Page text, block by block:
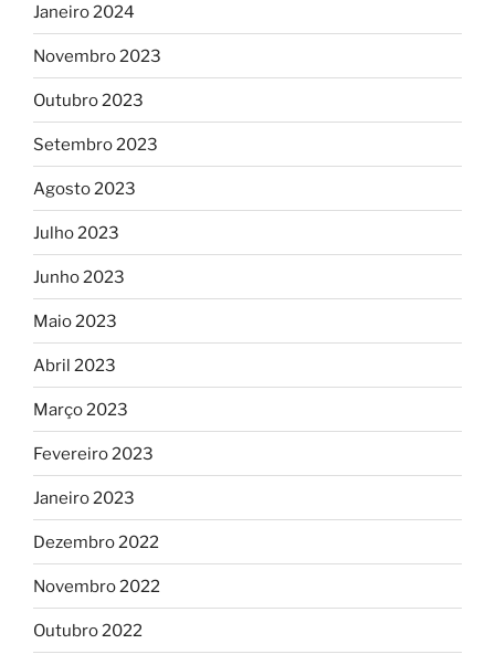
Janeiro 2024
Novembro 2023
Outubro 2023
Setembro 2023
Agosto 2023
Julho 2023
Junho 2023
Maio 2023
Abril 2023
Março 2023
Fevereiro 2023
Janeiro 2023
Dezembro 2022
Novembro 2022
Outubro 2022